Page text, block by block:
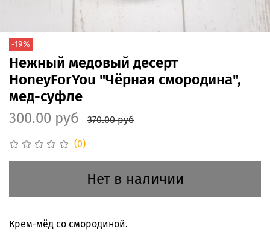
-19%
(0)
Нежный медовый десерт
HoneyForYou "Чёрная смородина",
мед-суфле
300.00 руб
370.00 руб
Нет в наличии
Крем-мёд со смородиной.